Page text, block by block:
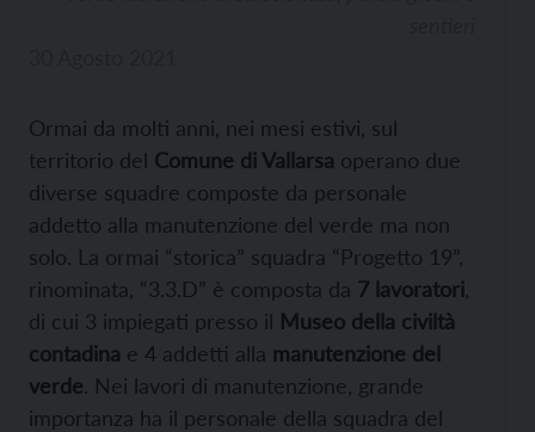
Ormai da molti anni, nei mesi estivi, sul
territorio del Comune di Vallarsa operano due
diverse squadre composte da personale
addetto alla manutenzione del verde ma non
solo. La ormai “storica” squadra “Progetto 19”,
rinominata, “3.3.D” è composta da 7 lavoratori
di cui 3 impiegati presso il Museo della civiltà
contadina e 4 addetti alla manutenzione del
verde. Nei lavori di manutenzione, grande
importanza ha il personale della squadra del